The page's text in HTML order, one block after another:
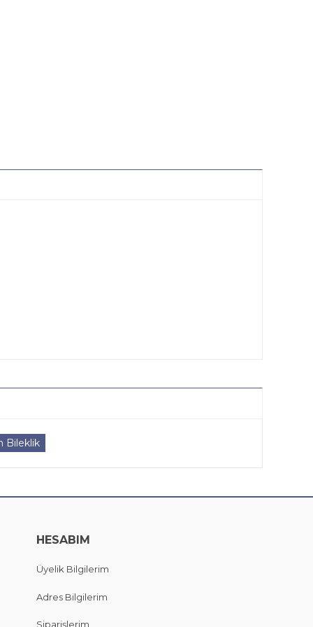
Bileklik
HESABIM
Üyelik Bilgilerim
Adres Bilgilerim
Siparişlerim